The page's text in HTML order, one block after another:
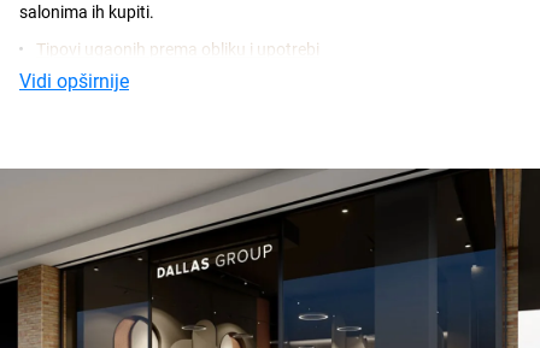
salonima ih kupiti.
Tipovi ugaonih prema obliku i upotrebi
Podela prema dimenzijama
Stilovi ugaonih garnitura
Kako izabrati pravu ugaonu garnituru za vaš prostor
Kako uklopiti ugaonu garnituru sa ostalim nameštajem
Zašto kupiti Dallas ugaone garniture
Najlepše ugaone garniture za vaš dom
Cene ugaonih garnitura
Vidi opširnije